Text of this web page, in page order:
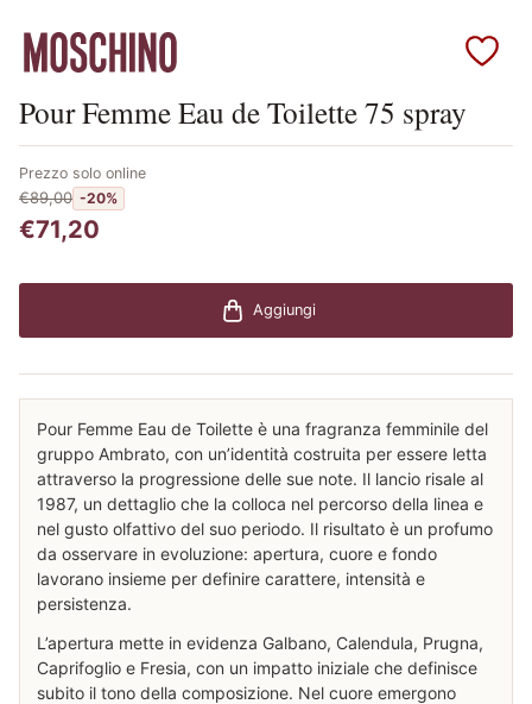
Scopri i prodotti Moschino
Pour Femme Eau de Toilette 75 spray
Prezzo solo online
€89,00 -20%
€71,20
Aggiungi
Pour Femme Eau de Toilette è una fragranza femminile del
gruppo Ambrato, con un’identità costruita per essere letta
attraverso la progressione delle sue note. Il lancio risale al
1987, un dettaglio che la colloca nel percorso della linea e
nel gusto olfattivo del suo periodo. Il risultato è un profumo
da osservare in evoluzione: apertura, cuore e fondo
lavorano insieme per definire carattere, intensità e
persistenza.
L’apertura mette in evidenza Galbano, Calendula, Prugna,
Caprifoglio e Fresia, con un impatto iniziale che definisce
subito il tono della composizione. Nel cuore emergono